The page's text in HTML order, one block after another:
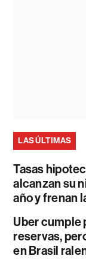
LAS ÚLTIMAS
Tasas
alcanzan su
año y frenan
Uber cumple
reservas,
en Brasil